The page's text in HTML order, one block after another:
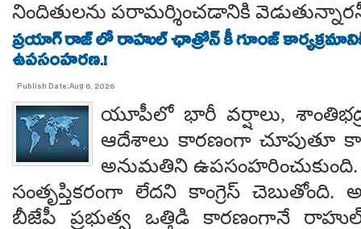
నిందితులను పరామర్శించడానికి
ప్రయాగ్ రాజ్ లో రాహుల్ ఛాత్రోన్ కీ గూంజ్
ఉపసంహరణ.!
Publish Date:Aug 6, 2026
యూపీలో భారీ వర్షాలు,
ఆదేశాలు కారణంగా చూపుతూ
అనుమతిని
సంతృప్తికరంగా లేదని కాంగ్రెస్ చెబుతోంది.
బీజేపీ ప్రభుత్వ ఒత్తిడి కారణంగానే